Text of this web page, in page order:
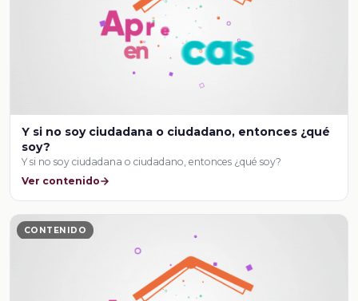
Y si no soy ciudadana o ciudadano, entonces ¿qué
soy?
Y si no soy ciudadana o ciudadano, entonces ¿qué soy?
Ver contenido
CONTENIDO